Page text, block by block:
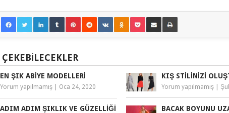
EN ŞIK ABIYE MODELLERI
Yorum yapılmamış Oca 24, 2020
KIŞ STILINIZI
Yorum yapılmamış
ADIM ADIM ŞIKLIK VE GÜZELLIĞI
BACAK BOYUNU